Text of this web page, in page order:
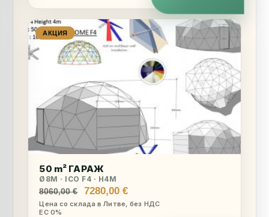
АКЦИЯ
50 m² ГАРАЖ
Ø8M · ICO F4 · H4M
8060,00€
Первоначальная
цена
7280,00€Текущая
цена:
Цена со склада в Литве, без НДС
ЕС 0%